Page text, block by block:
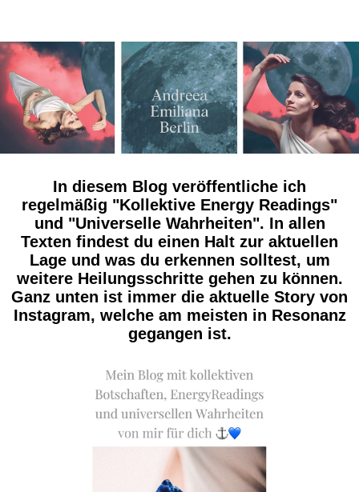
In diesem Blog veröffentliche ich
regelmäßig "Kollektive Energy Readings"
und "Universelle Wahrheiten". In allen
Texten findest du einen Halt zur aktuellen
Lage und was du erkennen solltest, um
weitere Heilungsschritte gehen zu können.
Ganz unten ist immer die aktuelle Story von
Instagram, welche am meisten in Resonanz
gegangen ist.